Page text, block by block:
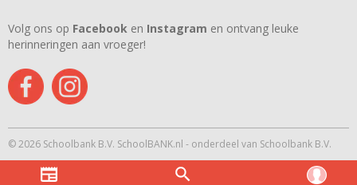
Volg ons op Facebook en Instagram en ontvang leuke
herinneringen aan vroeger!
© 2026 Schoolbank B.V. SchoolBANK.nl - onderdeel van Schoolbank B.V.